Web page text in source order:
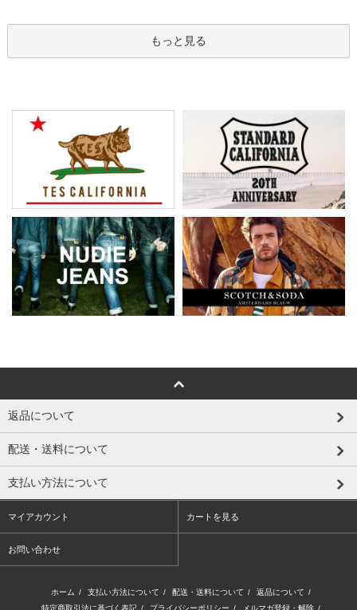
もっと見る
返品について
配送・送料について
支払い方法について
マイアカウント カートを見る
お問い合わせ
ホーム / 支払い方法について / 配送・送料について / 返品について /
特定商取引法に基づく表記 / プライバシーポリシー / メルマガ登録・解除 /